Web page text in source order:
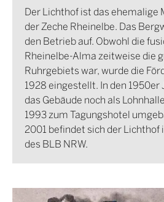
Der Lichthof ist das ehemalige
der Zeche Rheinelbe. Das
den Betrieb auf. Obwohl die
Rheinelbe-Alma zeitweise die
Ruhrgebiets war, wurde die
1928 eingestellt. In den 1950er
das Gebäude noch als
1993 zum Tagungshotel
2001 befindet sich der Lichthof
des BLB NRW.